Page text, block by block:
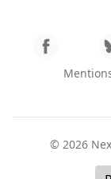
© 2026